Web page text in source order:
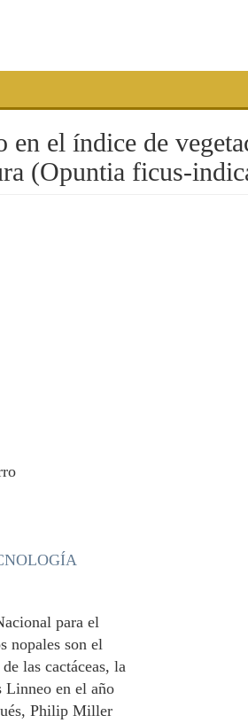
el índice de
(Opuntia ficus-
para el
nopales son el
las cactáceas, la
Linneo en el año
Philip Miller